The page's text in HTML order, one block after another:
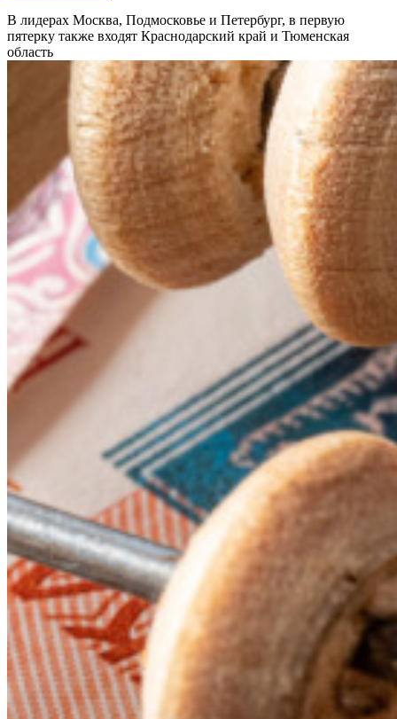
В лидерах Москва, Подмосковье и Петербург, в первую
пятерку также входят Краснодарский край и Тюменская
область